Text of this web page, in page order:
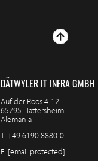
DÄTWYLER IT INFRA GMBH
Auf der Roos 4-12
65795 Hattersheim
Alemania
T.+49 6190 8880-0
E. [email protected]